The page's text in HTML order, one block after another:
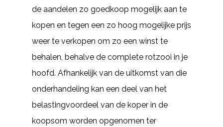
de aandelen zo goedkoop mogelijk aan te
kopen en tegen een zo hoog mogelijke prijs
weer te verkopen om zo een winst te
behalen, behalve de complete rotzooi in je
hoofd. Afhankelijk van de uitkomst van die
onderhandeling kan een deel van het
belastingvoordeel van de koper in de
koopsom worden opgenomen ter